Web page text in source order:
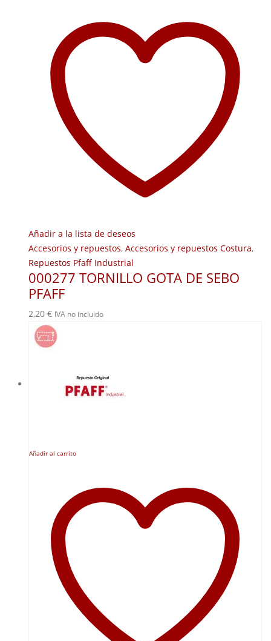
Añadir a la lista de deseos
Accesorios y repuestos, Accesorios y repuestos Costura,
Repuestos Pfaff Industrial
000277 TORNILLO GOTA DE SEBO
PFAFF
2,20 € IVA no incluido
Añadir al carrito